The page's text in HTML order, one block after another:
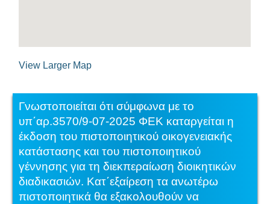
View Larger Map
Γνωστοποιείται ότι σύμφωνα με το
υπ΄αρ.3570/9-07-2025 ΦΕΚ καταργείται η
έκδοση του πιστοποιητικού οικογενειακής
κατάστασης και του πιστοποιητικού
γέννησης για τη διεκπεραίωση διοικητικών
διαδικασιών. Κατ΄εξαίρεση τα ανωτέρω
πιστοποιητικά θα εξακολουθούν να